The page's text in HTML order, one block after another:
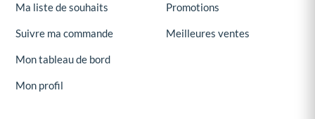
Ma liste de souhaits
Suivre ma commande
Mon tableau de bord
Mon profil
Promotions
Meilleures ventes